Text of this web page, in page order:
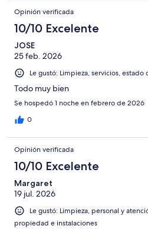
Opinión verificada
10/10 Excelente
JOSE
25 feb. 2026
Le gustó: Limpieza, servicios,
Todo muy bien
Se hospedó 1 noche en febrero de 2026
0
Opinión verificada
10/10 Excelente
Margaret
19 jul. 2026
Le gustó: Limpieza, personal y
propiedad e instalaciones